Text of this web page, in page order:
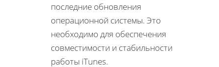
последние обновления
операционной системы. Это
необходимо для обеспечения
совместимости и стабильности
работы iTunes.